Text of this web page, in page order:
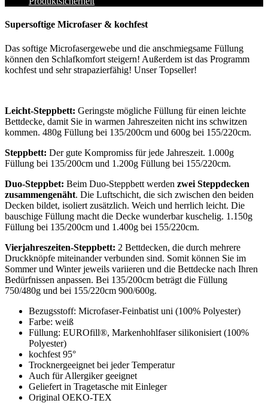
Supersoftige Microfaser & kochfest
Das softige Microfasergewebe und die anschmiegsame Füllung
können den Schlafkomfort steigern! Außerdem ist das Programm
kochfest und sehr strapazierfähig! Unser Topseller!
Leicht-Steppbett: Geringste mögliche Füllung für einen leichte
Bettdecke, damit Sie in warmen Jahreszeiten nicht ins schwitzen
kommen. 480g Füllung bei 135/200cm und 600g bei 155/220cm.
Steppbett: Der gute Kompromiss für jede Jahreszeit. 1.000g
Füllung bei 135/200cm und 1.200g Füllung bei 155/220cm.
Duo-Steppbet: Beim Duo-Steppbett werden zwei Steppdecken
zusammengenäht. Die Luftschicht, die sich zwischen den beiden
Decken bildet, isoliert zusätzlich. Weich und herrlich leicht. Die
bauschige Füllung macht die Decke wunderbar kuschelig. 1.150g
Füllung bei 135/200cm und 1.400g bei 155/220cm.
Vierjahreszeiten-Steppbett: 2 Bettdecken, die durch mehrere
Druckknöpfe miteinander verbunden sind. Somit können Sie im
Sommer und Winter jeweils variieren und die Bettdecke nach Ihren
Bedürfnissen anpassen. Bei 135/200cm beträgt die Füllung
750/480g und bei 155/220cm 900/600g.
Bezugsstoff: Microfaser-Feinbatist uni (100% Polyester)
Farbe: weiß
Füllung: EUROfill®, Markenhohlfaser silikonisiert (100%
Polyester)
kochfest 95°
Trocknergeeignet bei jeder Temperatur
Auch für Allergiker geeignet
Geliefert in Tragetasche mit Einleger
Original OEKO-TEX